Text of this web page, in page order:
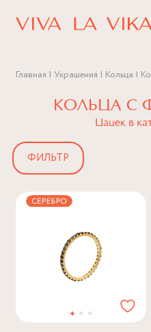
Главная Украшения Кольца
КОЛЬЦА С
Цацек в
ФИЛЬТР